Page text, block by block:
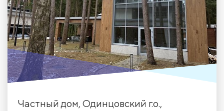
Частный дом, Одинцовский г.о.,